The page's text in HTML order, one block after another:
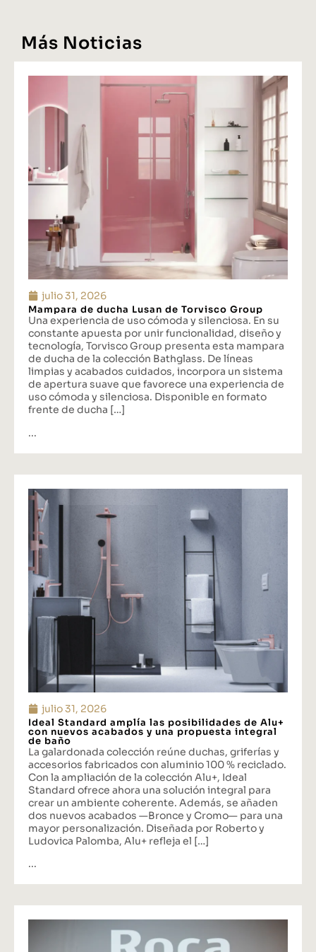
Más Noticias
julio 31, 2026
Mampara de ducha Lusan de Torvisco Group
Una experiencia de uso cómoda y silenciosa. En su
constante apuesta por unir funcionalidad, diseño y
tecnología, Torvisco Group presenta esta mampara
de ducha de la colección Bathglass. De líneas
limpias y acabados cuidados, incorpora un sistema
de apertura suave que favorece una experiencia de
uso cómoda y silenciosa. Disponible en formato
frente de ducha […]
...
julio 31, 2026
Ideal Standard amplía las posibilidades de Alu+
con nuevos acabados y una propuesta integral
de baño
La galardonada colección reúne duchas, griferías y
accesorios fabricados con aluminio 100 % reciclado.
Con la ampliación de la colección Alu+, Ideal
Standard ofrece ahora una solución integral para
crear un ambiente coherente. Además, se añaden
dos nuevos acabados —Bronce y Cromo— para una
mayor personalización. Diseñada por Roberto y
Ludovica Palomba, Alu+ refleja el […]
...